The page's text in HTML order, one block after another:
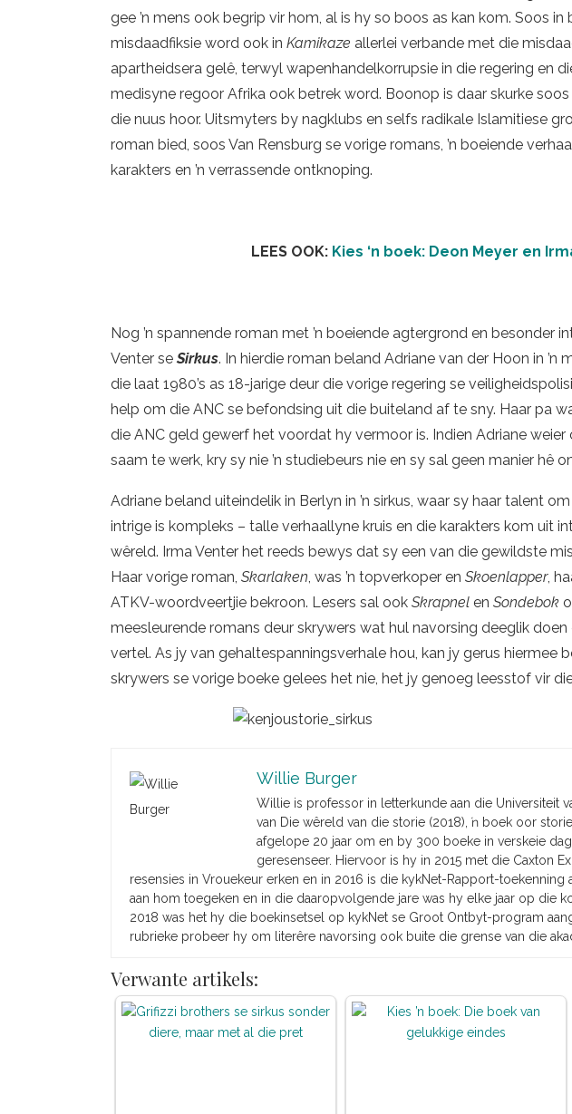
gee ’n mens ook begrip vir hom, al is hy so boos as kan kom. Soos
misdaadfiksie word ook in Kamikaze allerlei verbande met die
apartheidsera gelê, terwyl wapenhandelkorrupsie in die regering en
medisyne regoor Afrika ook betrek word. Boonop is daar skurke
die nuus hoor. Uitsmyters by nagklubs en selfs radikale Islamitiese
roman bied, soos Van Rensburg se vorige romans, ’n boeiende
karakters en ’n verrassende ontknoping.
LEES OOK: Kies ‘n boek: Deon Meyer en
Nog ’n spannende roman met ’n boeiende agtergrond en besonder
Venter seSirkus. In hierdie roman beland Adriane van der Hoon in ’n
die laat 1980’s as 18-jarige deur die vorige regering se
help om die ANC se befondsing uit die buiteland af te sny. Haar pa
die ANC geld gewerf het voordat hy vermoor is. Indien Adriane
saam te werk, kry sy nie ’n studiebeurs nie en sy sal geen manier hê
Adriane beland uiteindelik in Berlyn in ’n sirkus, waar sy haar talent
intrige is kompleks – talle verhaallyne kruis en die karakters kom uit
wêreld. Irma Venter het reeds bewys dat sy een van die gewildste
Haar vorige roman, Skarlaken, was ’n topverkoper en Skoenlapper,
ATKV-woordveertjie bekroon. Lesers sal ook Skrapnel en Sondebok
meesleurende romans deur skrywers wat hul navorsing deeglik doen
vertel. As jy van gehaltespanningsverhale hou, kan jy gerus hiermee
skrywers se vorige boeke gelees het nie, het jy genoeg leesstof vir
Willie Burger
Willie is professor in letterkunde aan die Universiteit
van Die wêreld van die storie (2018), ŉ boek oor
afgelope 20 jaar om en by 300 boeke in verskeie
geresenseer. Hiervoor is hy in 2015 met die Caxton
resensies in Vrouekeur erken en in 2016 is die kykNet-Rapport-toekenning
aan hom toegeken en in die daaropvolgende jare was hy elke jaar op die
2018 was het hy die boekinsetsel op kykNet se Groot Ontbyt-program
rubrieke probeer hy om literêre navorsing ook buite die grense van die
Verwante artikels: